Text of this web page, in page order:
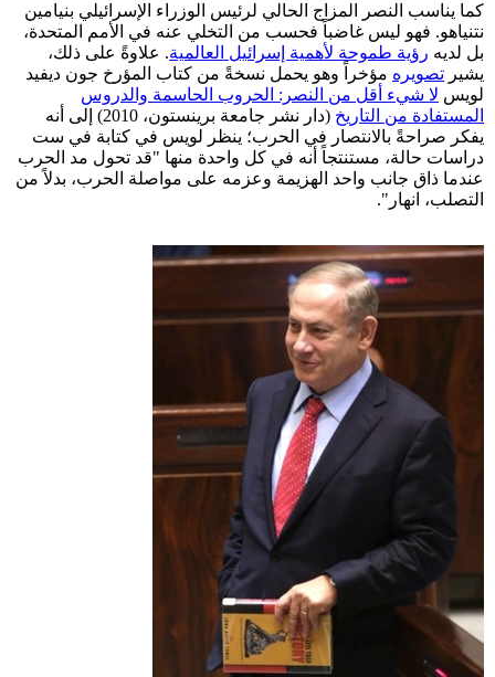
كما يناسب النصر المزاج الحالي لرئيس الوزراء الإسرائيلي بنيامين
نتنياهو. فهو ليس غاضباً فحسب من التخلي عنه في الأمم المتحدة،
بل لديه رؤية طموحة لأهمية إسرائيل العالمية. علاوةً على ذلك،
يشير تصويره مؤخراً وهو يحمل نسخةً من كتاب المؤرخ جون ديفيد
لويس لا شيء أقل من النصر: الحروب الحاسمة والدروس
المستفادة من التاريخ
(دار نشر جامعة برينستون، 2010) إلى أنه
يفكر صراحةً بالانتصار في الحرب؛ ينظر لويس في كتابة في ست
دراسات حالة، مستنتجاً أنه في كل واحدة منها "قد تحول مد الحرب
عندما ذاق جانب واحد الهزيمة وعزمه على مواصلة الحرب، بدلاً من
التصلب، انهار".